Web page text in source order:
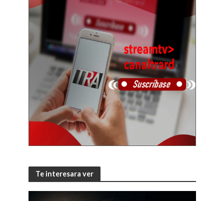
Te interesara ver